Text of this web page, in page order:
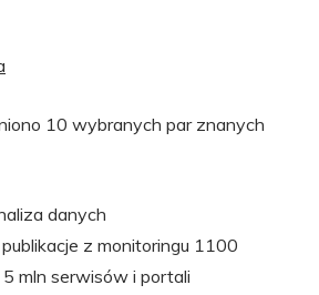
10 wybranych par znanych
danych
z monitoringu 1100
mln serwisów i portali